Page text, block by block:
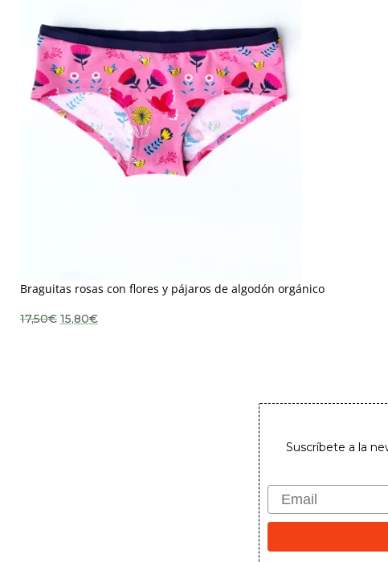
Braguitas rosas con flores y pájaros de algodón orgánico
17,50€ El
precio
15,80€El
precio
Suscríbete a la
Email